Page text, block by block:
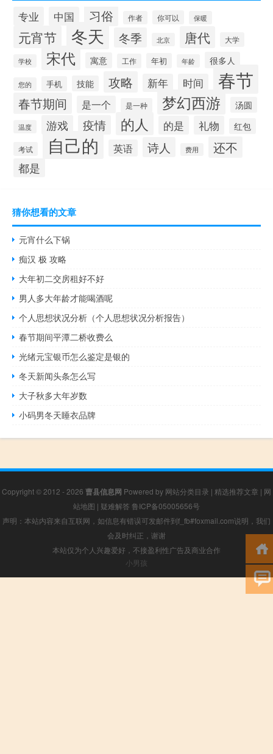
专业 中国 习俗 作者 你可以 保暖
元宵节 冬天 冬季 北京 唐代 大学
学校 宋代 寓意 工作 年初 年龄 很多人
您的 手机 技能 攻略 新年 时间 春节
春节期间 是一个 是一种 梦幻西游 汤圆
温度 游戏 疫情 的人 的是 礼物 红包
考试 自己的 英语 诗人 费用 还不
都是
猜你想看的文章
元宵什么下锅
痴汉 极 攻略
大年初二交房租好不好
男人多大年龄才能喝酒呢
个人思想状况分析（个人思想状况分析报告）
春节期间平潭二桥收费么
光绪元宝银币怎么鉴定是银的
冬天新闻头条怎么写
大子秋多大年岁数
小码男冬天睡衣品牌
Copyright © 2012 - 2026 曹县信息网 Powered by 网站分类目录 | 精选推荐文章 | 网
站地图 | 疑难解答 鲁ICP备05005656号
声明：本站内容来自互联网，如信息有错误可发邮件到f_fb#foxmail.com说明，我们
会及时纠正，谢谢
本站仅为个人兴趣爱好，不接盈利性广告及商业合作
小男孩